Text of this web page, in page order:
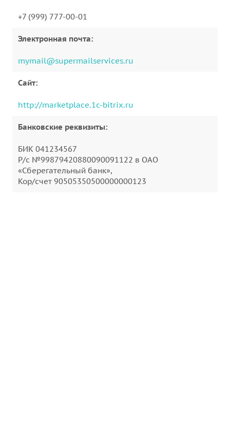
+7 (999) 777-00-01
Электронная почта:
mymail@supermailservices.ru
Сайт:
http://marketplace.1c-bitrix.ru
Банковские реквизиты:
БИК 041234567
Р/с №99879420880090091122 в ОАО
«Сберегательный банк»,
Кор/счет 90505350500000000123